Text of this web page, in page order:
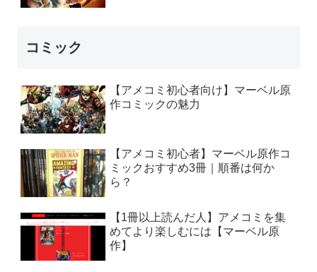
コミック
【アメコミ初心者向け】マーベル原
作コミックの魅力
【アメコミ初心者】マーベル原作コ
ミックおすすめ3冊｜順番は何か
ら？
【1冊以上読んだ人】アメコミを集
めてより楽しむには【マーベル原
作】